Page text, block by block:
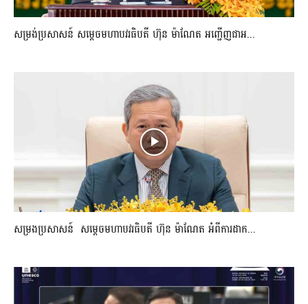
សម្រង់ប្រសាសន៍ សម្ដេចមហាបវរធិបតី ហ៊ុន ម៉ាណែត អញ្ជើញជាអ...
សម្រងប្រសាសន៍ សម្ដេចមហាបវរធិបតី ហ៊ុន ម៉ាណែត អំពីការដាក...